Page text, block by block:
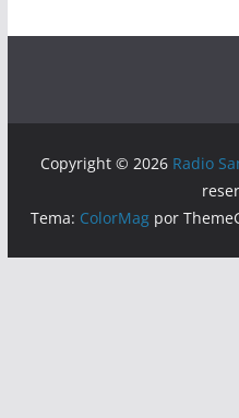
Copyright © 2026 Radio
Tema: ColorMag por